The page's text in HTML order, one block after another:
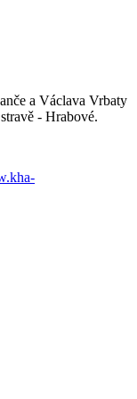
a Václava Vrbaty
- Hrabové.